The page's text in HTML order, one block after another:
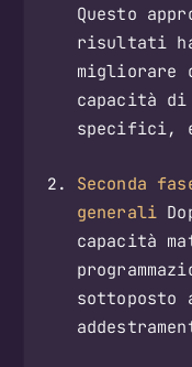
Questo
risultati ha
migliorare
capacità di
specifici,
Seconda
generali
capacità
sottoposto